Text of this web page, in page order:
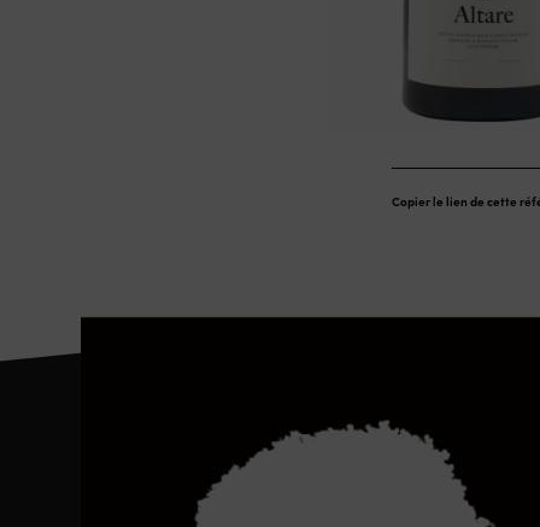
Copier le lien de cette